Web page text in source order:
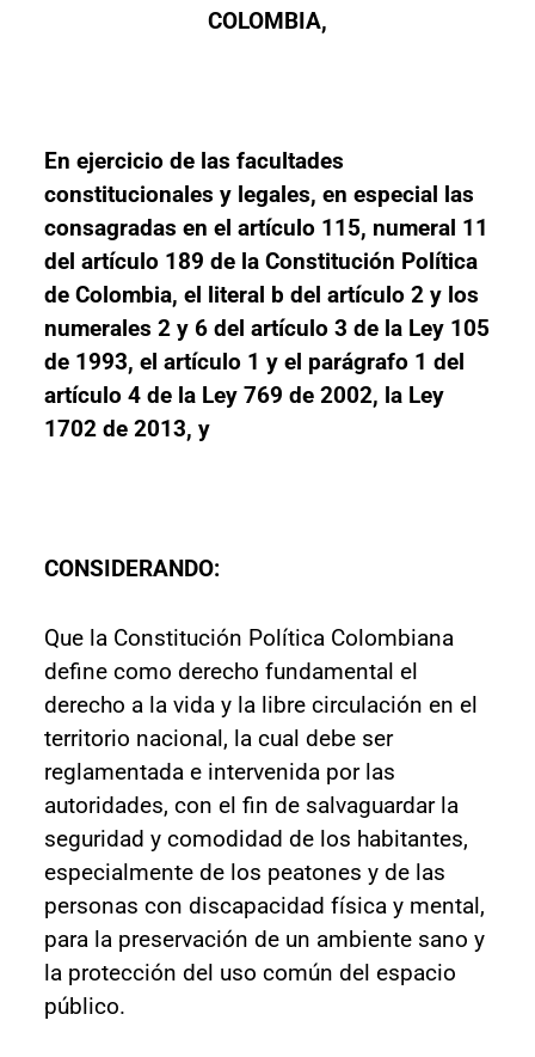
COLOMBIA,
En ejercicio de las facultades
constitucionales y legales, en especial las
consagradas en el artículo 115, numeral 11
del artículo 189 de la Constitución Política
de Colombia, el literal b del artículo 2 y los
numerales 2 y 6 del artículo 3 de la Ley 105
de 1993, el artículo 1 y el parágrafo 1 del
artículo 4 de la Ley 769 de 2002, la Ley
1702 de 2013, y
CONSIDERANDO:
Que la Constitución Política Colombiana
define como derecho fundamental el
derecho a la vida y la libre circulación en el
territorio nacional, la cual debe ser
reglamentada e intervenida por las
autoridades, con el fin de salvaguardar la
seguridad y comodidad de los habitantes,
especialmente de los peatones y de las
personas con discapacidad física y mental,
para la preservación de un ambiente sano y
la protección del uso común del espacio
público.